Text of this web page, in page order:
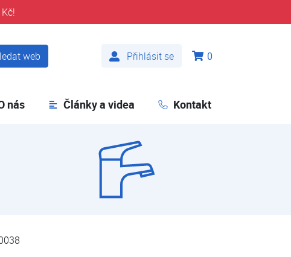
Přihlásit se
0
web
nás Články a videa Kontakt